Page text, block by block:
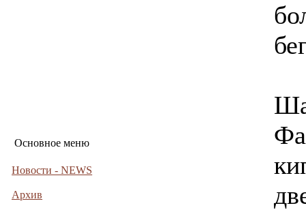
Основное меню
Новости - NEWS
Архив